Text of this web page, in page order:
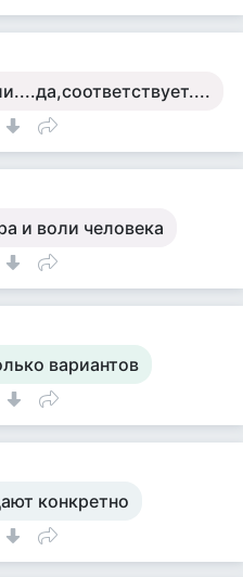
и воли человека
вариантов
конкретно